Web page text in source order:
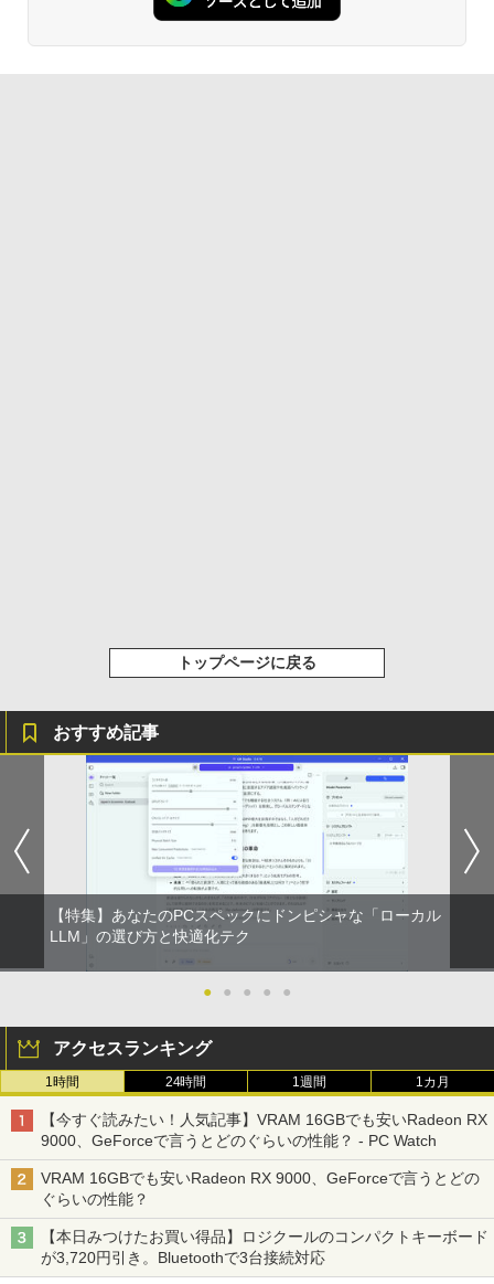
トップページに戻る
おすすめ記事
【特集】あなたのPCスペックにドンピシャな「ローカル
LLM」の選び方と快適化テク
● ● ● ● ●
アクセスランキング
1時間 24時間 1週間 1カ月
【今すぐ読みたい！人気記事】VRAM 16GBでも安いRadeon RX
9000、GeForceで言うとどのぐらいの性能？ - PC Watch
VRAM 16GBでも安いRadeon RX 9000、GeForceで言うとどの
ぐらいの性能？
【本日みつけたお買い得品】ロジクールのコンパクトキーボード
が3,720円引き。Bluetoothで3台接続対応